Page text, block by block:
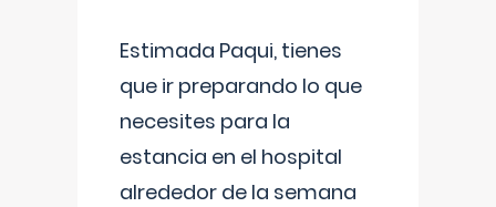
Estimada Paqui, tienes
que ir preparando lo que
necesites para la
estancia en el hospital
alrededor de la semana